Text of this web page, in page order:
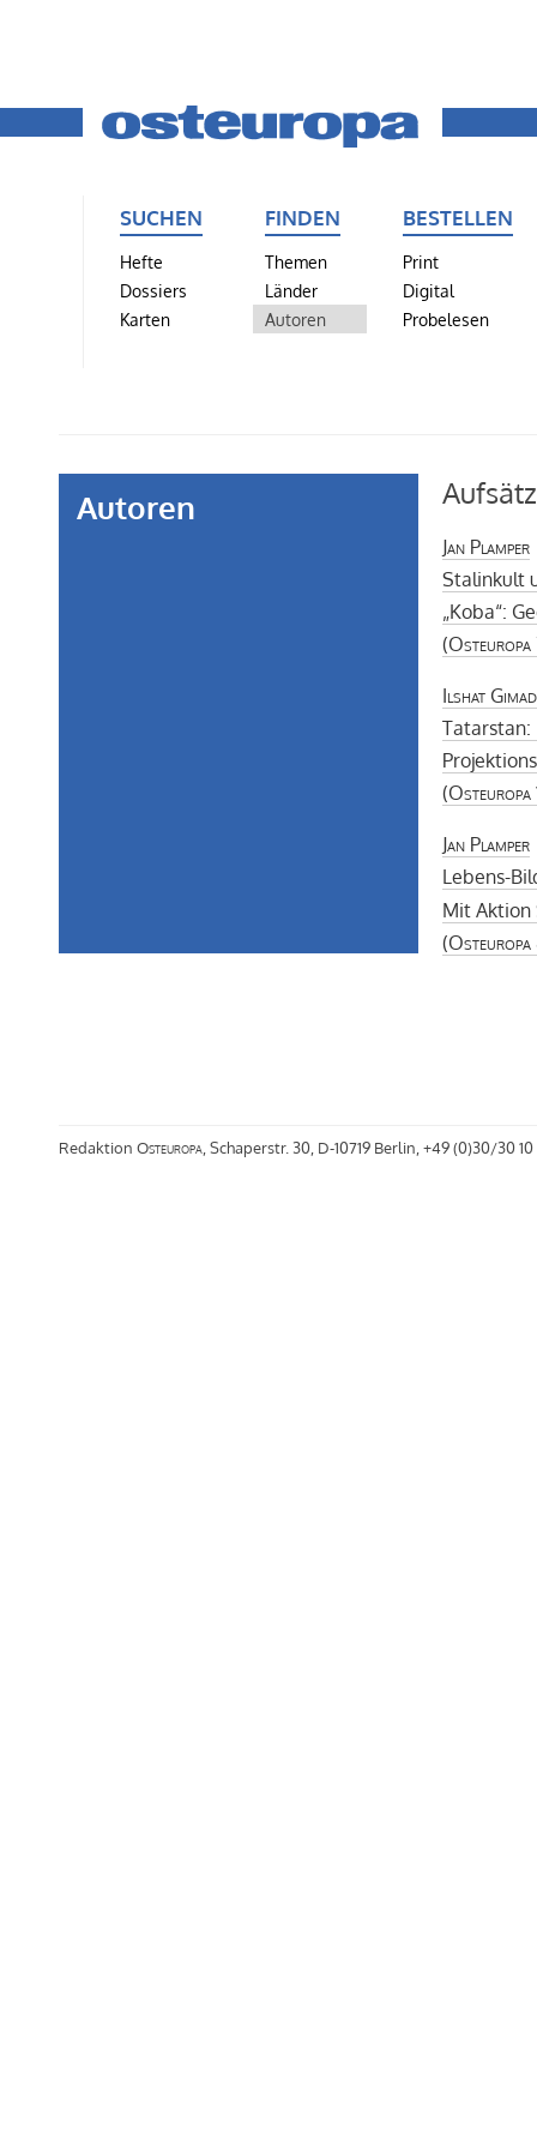
SUCHEN
Hefte
Dossiers
Karten
FINDEN
Themen
Länder
Autoren
BESTELLEN
Print
Digital
Probelesen
Autoren
Jan Plamper
Stalinkult
„Koba“:
(Osteuropa
Ilshat
Tatarstan:
(Osteuropa
Jan Plamper
Lebens-
Mit Aktion
(Osteuropa
Redaktion Osteuropa, Schaperstr. 30, D-10719 Berlin, +49 (0)30/30